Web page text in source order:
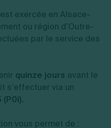
exercée en Alsace-
ou région d’Outre-
par le service des
quinze jours avant le
s’effectuer via un
(P0i).
vous permet de :